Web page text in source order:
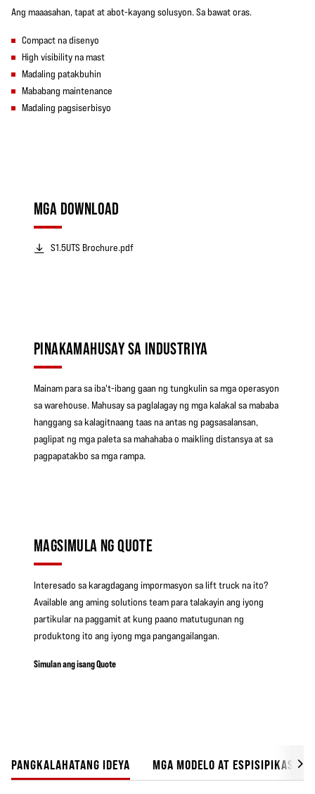
Ang maaasahan, tapat at abot-kayang solusyon. Sa bawat oras.
Compact na disenyo
High visibility na mast
Madaling patakbuhin
Mababang maintenance
Madaling pagsiserbisyo
MGA DOWNLOAD
S1.5UTS Brochure.pdf
PINAKAMAHUSAY SA INDUSTRIYA
Mainam para sa iba't-ibang gaan ng tungkulin sa mga operasyon
sa warehouse. Mahusay sa paglalagay ng mga kalakal sa mababa
hanggang sa kalagitnaang taas na antas ng pagsasalansan,
paglipat ng mga paleta sa mahahaba o maikling distansya at sa
pagpapatakbo sa mga rampa.
MAGSIMULA NG QUOTE
Interesado sa karagdagang impormasyon sa lift truck na ito?
Available ang aming solutions team para talakayin ang iyong
partikular na paggamit at kung paano matutugunan ng
produktong ito ang iyong mga pangangailangan.
Simulan ang isang Quote
PANGKALAHATANG IDEYA MGA MODELO AT ESPISIPIKASYON